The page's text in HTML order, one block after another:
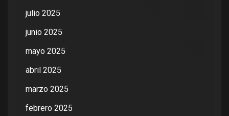
julio 2025
junio 2025
mayo 2025
abril 2025
marzo 2025
febrero 2025